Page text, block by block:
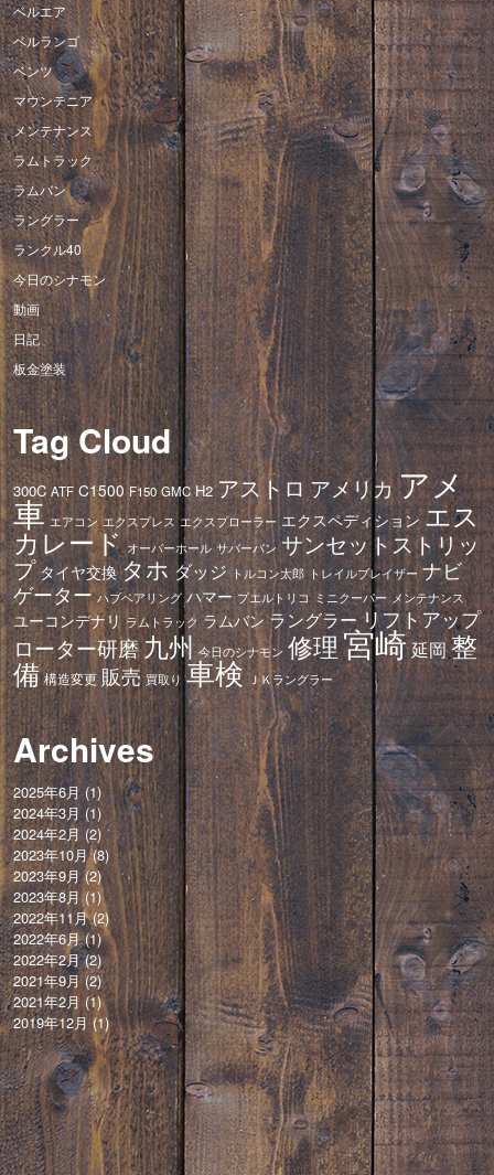
ベルエア
ベルランゴ
ベンツ
マウンテニア
メンテナンス
ラムトラック
ラムバン
ラングラー
ランクル40
今日のシナモン
動画
日記
板金塗装
Tag Cloud
300C ATF C1500 F150 GMC H2 アストロ アメリカアメ
車 エアコン エクスプレス エクスプローラー エクスペディション エス
カレード オーバーホール サバーバン サンセットストリッ
プ タイヤ交換タホ ダッジ トルコン太郎 トレイルブレイザー ナビ
ゲーター ハブベアリング ハマー プエルトリコ ミニクーパー メンテナンス
ユーコンデナリ ラムトラック ラムバン ラングラー リフトアップ
ローター研磨九州 今日のシナモン 修理宮崎延岡整
備 構造変更 販売 買取り 車検 ＪＫラングラー
Archives
2025年6月(1)
2024年3月(1)
2024年2月(2)
2023年10月(8)
2023年9月(2)
2023年8月(1)
2022年11月(2)
2022年6月(1)
2022年2月(2)
2021年9月(2)
2021年2月 (1)
2019年12月(1)